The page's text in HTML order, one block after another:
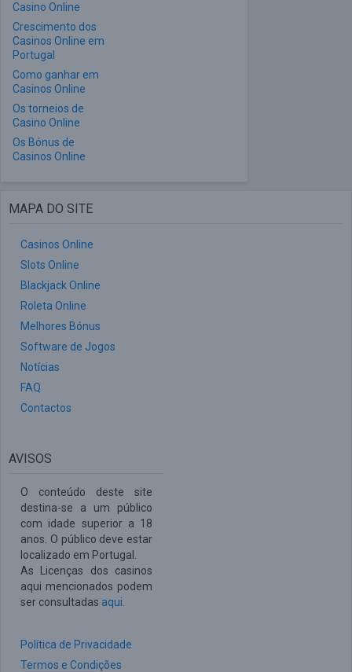
Casino Online
Crescimento dos
Casinos Online em
Portugal
Como ganhar em
Casinos Online
Os torneios de
Casino Online
Os Bónus de
Casinos Online
MAPA DO SITE
Casinos Online
Slots Online
Blackjack Online
Roleta Online
Melhores Bónus
Software de Jogos
Notícias
FAQ
Contactos
AVISOS
O conteúdo deste site
destina-se a um público
com idade superior a 18
anos. O público deve estar
localizado em Portugal.
As Licenças dos casinos
aqui mencionados podem
ser consultadas aqui
Política de Privacidade
Termos e Condições